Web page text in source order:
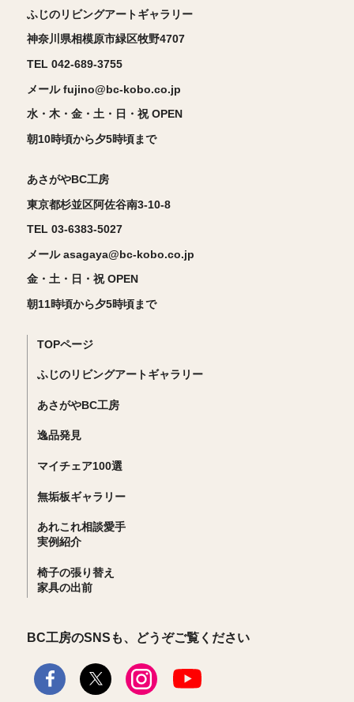
ふじのリビングアートギャラリー
神奈川県相模原市緑区牧野4707
TEL 042-689-3755
メール fujino@bc-kobo.co.jp
水・木・金・土・日・祝 OPEN
朝10時頃から夕5時頃まで
あさがやBC工房
東京都杉並区阿佐谷南3-10-8
TEL 03-6383-5027
メール asagaya@bc-kobo.co.jp
金・土・日・祝 OPEN
朝11時頃から夕5時頃まで
TOPページ
ふじのリビングアートギャラリー
あさがやBC工房
逸品発見
マイチェア100選
無垢板ギャラリー
あれこれ相談愛手
実例紹介
椅子の張り替え
家具の出前
BC工房のSNSも、どうぞご覧ください